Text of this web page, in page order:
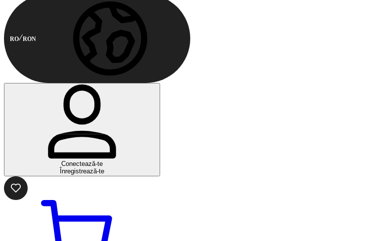
RO RON
Conectează-te
Înregistrează-te